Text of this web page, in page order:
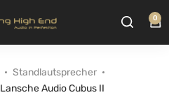
0
Standlautsprecher
Lansche Audio Cubus II